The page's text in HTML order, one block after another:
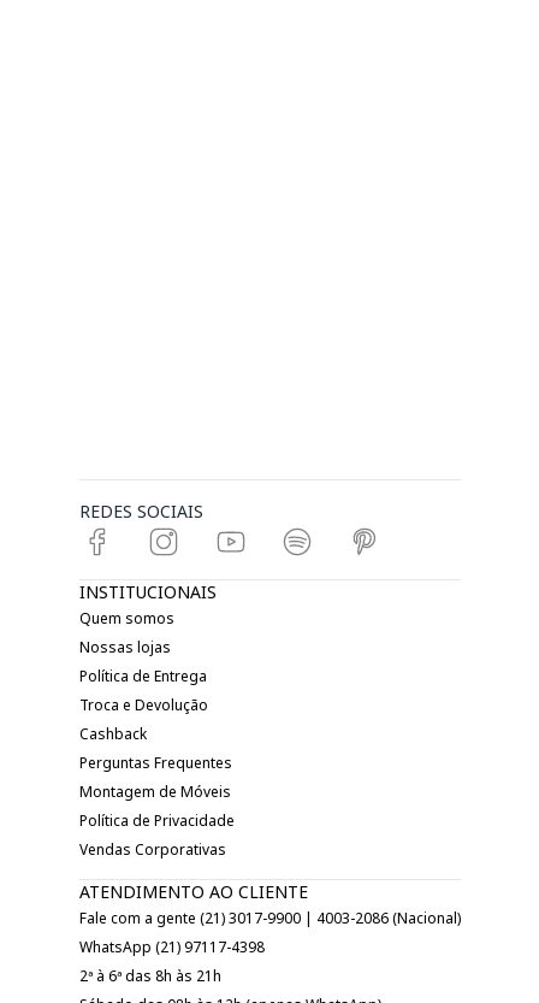
REDES SOCIAIS
INSTITUCIONAIS
Quem somos
Nossas lojas
Política de Entrega
Troca e Devolução
Cashback
Perguntas Frequentes
Montagem de Móveis
Política de Privacidade
Vendas Corporativas
ATENDIMENTO AO CLIENTE
Fale com a gente (21) 3017-9900 | 4003-2086 (Nacional)
WhatsApp (21) 97117-4398
2ª à 6ª das 8h às 21h